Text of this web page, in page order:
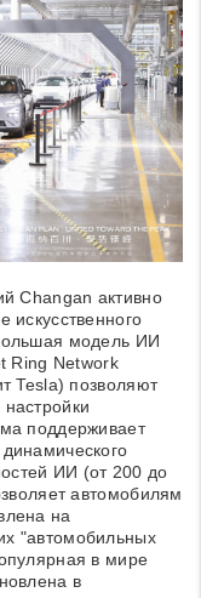
Changan активно
искусственного
модель ИИ
Ring Network
Tesla) позволяют
поддерживает
ИИ (от 200 до
автомобилям
на
"автомобильных
в мире
в